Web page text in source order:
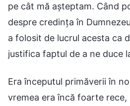
pe cât mă așteptam. Când
despre credința în
a folosit de lucrul acesta ca
justifica faptul de a ne duce
Era începutul primăverii în
vremea era încă foarte rece,